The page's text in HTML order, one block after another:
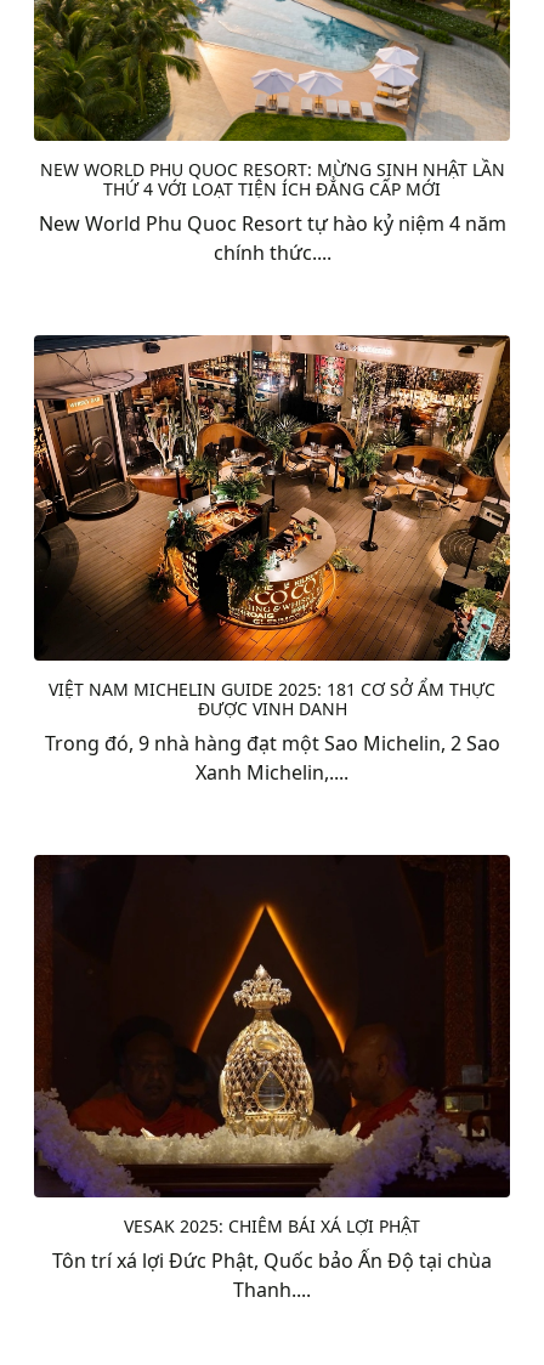
NEW WORLD PHU QUOC RESORT: MỪNG SINH NHẬT LẦN
THỨ 4 VỚI LOẠT TIỆN ÍCH ĐẲNG CẤP MỚI
New World Phu Quoc Resort tự hào kỷ niệm 4 năm
chính thức....
VIỆT NAM MICHELIN GUIDE 2025: 181 CƠ SỞ ẨM THỰC
ĐƯỢC VINH DANH
Trong đó, 9 nhà hàng đạt một Sao Michelin, 2 Sao
Xanh Michelin,....
VESAK 2025: CHIÊM BÁI XÁ LỢI PHẬT
Tôn trí xá lợi Đức Phật, Quốc bảo Ấn Độ tại chùa
Thanh....